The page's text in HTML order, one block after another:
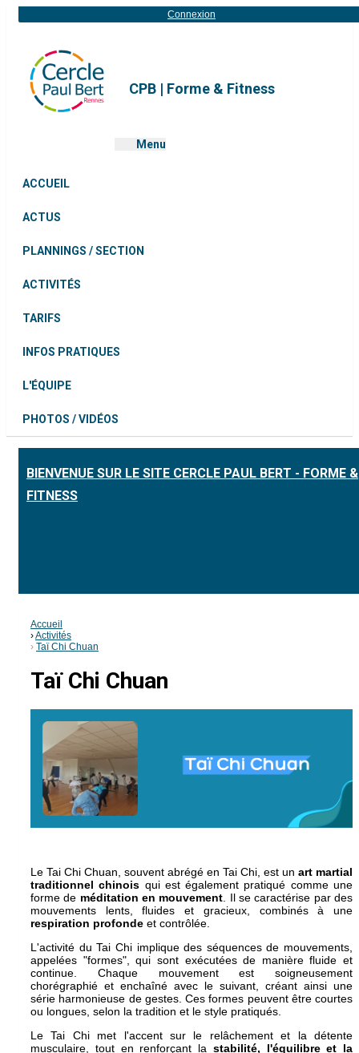
Connexion
CPB | Forme & Fitness
Menu
ACCUEIL
ACTUS
PLANNINGS / SECTION
ACTIVITÉS
TARIFS
INFOS PRATIQUES
L'ÉQUIPE
PHOTOS / VIDÉOS
BIENVENUE SUR LE SITE CERCLE PAUL BERT - FORME &
FITNESS
Accueil
Activités
Taï Chi Chuan
Taï Chi Chuan
Le Tai Chi Chuan, souvent abrégé en Tai Chi, est un art martial
traditionnel chinois qui est également pratiqué comme une
forme de méditation en mouvement. Il se caractérise par des
mouvements lents, fluides et gracieux, combinés à une
respiration profonde et contrôlée.
L'activité du Tai Chi implique des séquences de mouvements,
appelées "formes", qui sont exécutées de manière fluide et
continue. Chaque mouvement est soigneusement
chorégraphié et enchaîné avec le suivant, créant ainsi une
série harmonieuse de gestes. Ces formes peuvent être courtes
ou longues, selon la tradition et le style pratiqués.
Le Tai Chi met l'accent sur le relâchement et la détente
musculaire, tout en renforçant la stabilité, l'équilibre et la